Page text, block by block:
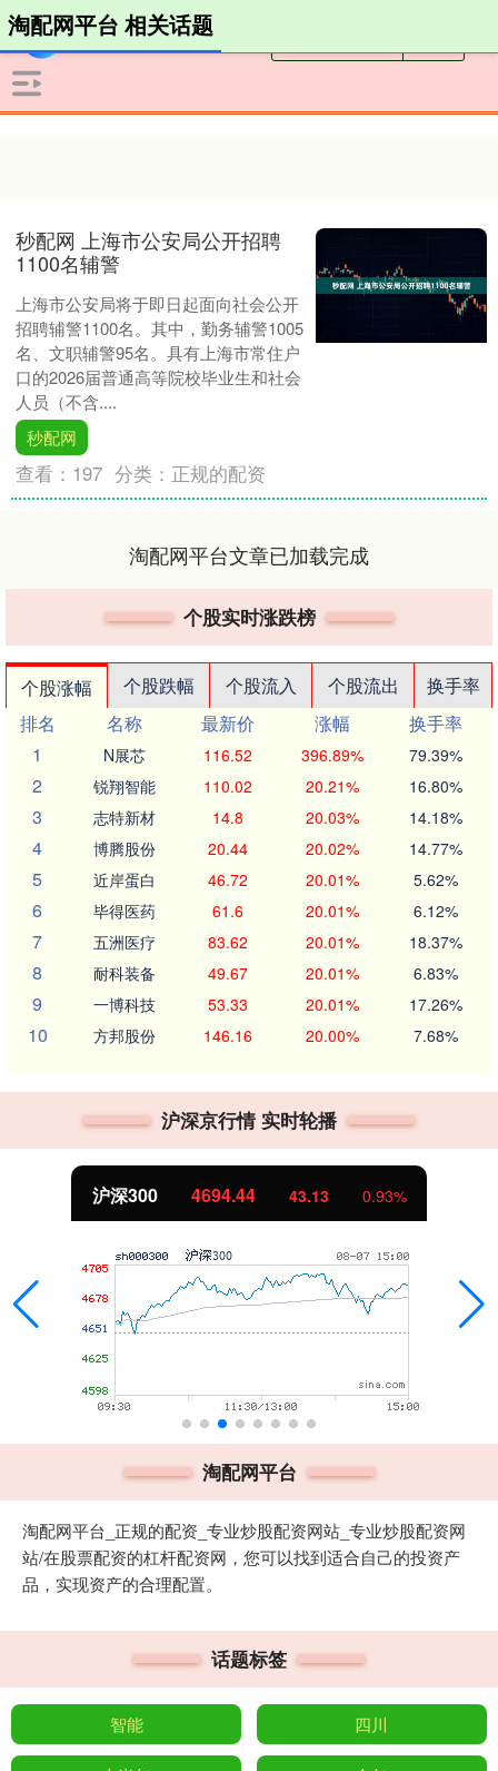
淘配网平台 相关话题
秒配网 上海市公安局公开招聘
1100名辅警
上海市公安局将于即日起面向社会公开
招聘辅警1100名。其中，勤务辅警1005
名、文职辅警95名。具有上海市常住户
口的2026届普通高等院校毕业生和社会
人员（不含....
秒配网
查看： 197 分类： 正规的配资
淘配网平台文章已加载完成
个股实时涨跌榜
个股涨幅 个股跌幅 个股流入 个股流出
换手率
排名
名称 最新价 涨幅
换手率
1
N展芯 116.52 396.89% 79.39%
2 锐翔智能 110.02 20.21% 16.80%
3 志特新材 14.8 20.03% 14.18%
4 博腾股份 20.44 20.02% 14.77%
5 近岸蛋白 46.72 20.01% 5.62%
6 毕得医药 61.6 20.01% 6.12%
7 五洲医疗 83.62 20.01% 18.37%
8 耐科装备 49.67 20.01% 6.83%
9 一博科技 53.33 20.01% 17.26%
10 方邦股份 146.16 20.00% 7.68%
沪深京行情 实时轮播
沪深300 4694.44 43.13 0.93%
淘配网平台
淘配网平台_正规的配资_专业炒股配资网站_专业炒股配资网
站/在股票配资的杠杆配资网，您可以找到适合自己的投资产
品，实现资产的合理配置。
话题标签
智能 四川